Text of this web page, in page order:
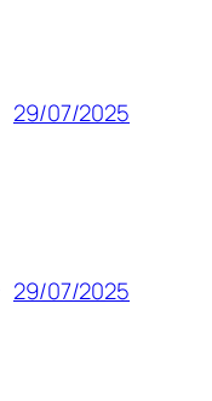
29/07/2025
29/07/2025